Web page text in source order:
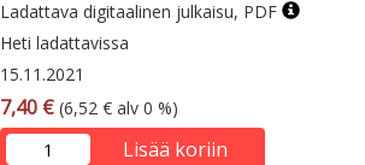
Ladattava digitaalinen julkaisu, PDF
Heti ladattavissa
15.11.2021
7,40 € (6,52 € alv 0 %)
Lisää koriin